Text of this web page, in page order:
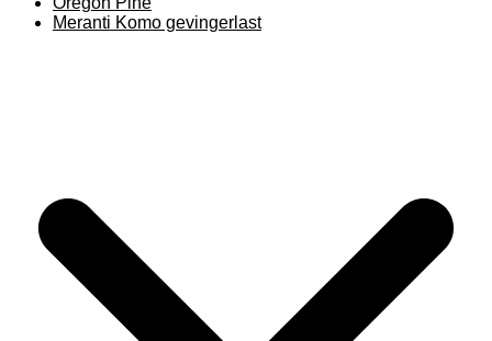
Meranti Komo gevingerlast